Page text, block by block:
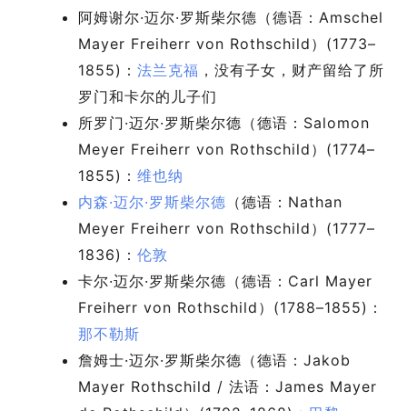
阿姆谢尔·迈尔·罗斯柴尔德（德语：Amschel
Mayer Freiherr von Rothschild）(1773–
1855)： 法兰克福 ，没有子女，财产留给了所
罗门和卡尔的儿子们
所罗门·迈尔·罗斯柴尔德（德语：Salomon
Meyer Freiherr von Rothschild）(1774–
1855)： 维也纳
内森·迈尔·罗斯柴尔德 （德语：Nathan
Meyer Freiherr von Rothschild）(1777–
1836)： 伦敦
卡尔·迈尔·罗斯柴尔德（德语：Carl Mayer
Freiherr von Rothschild）(1788–1855)：
那不勒斯
詹姆士·迈尔·罗斯柴尔德（德语：Jakob
Mayer Rothschild / 法语：James Mayer